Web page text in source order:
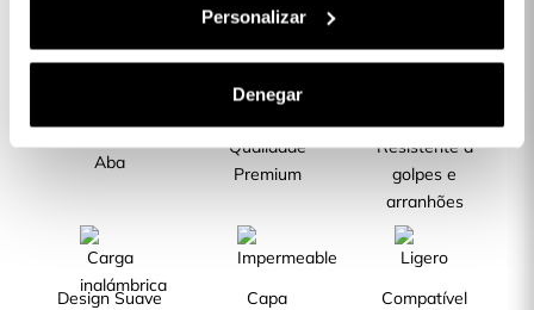
Personalizar
Denegar
CARACTERÍSTICAS DO PRODUTO
Capas com
Aba
Qualidade
Premium
Resistente a
golpes e
arranhões
Design Suave
Capa
Compatível